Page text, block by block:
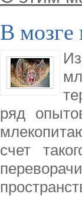
В
ряд
счет